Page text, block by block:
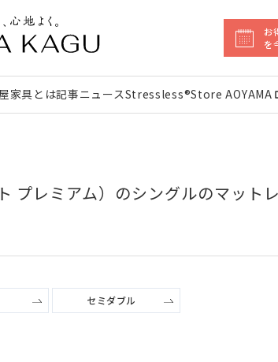
お
を
家具とは記事ニュースStressless®︎Store AOYAMA
プレミアム）のシングルのマット
セミダブル